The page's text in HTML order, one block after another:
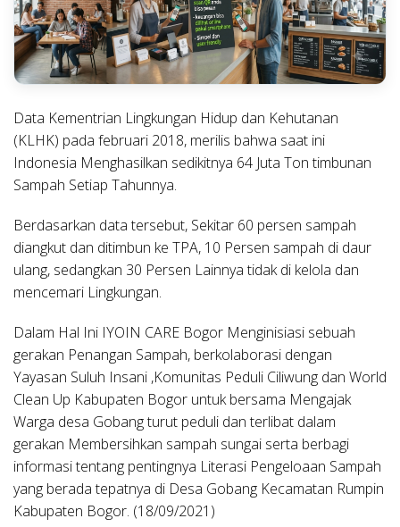
Data Kementrian Lingkungan Hidup dan Kehutanan
(KLHK) pada februari 2018, merilis bahwa saat ini
Indonesia Menghasilkan sedikitnya 64 Juta Ton timbunan
Sampah Setiap Tahunnya.
Berdasarkan data tersebut, Sekitar 60 persen sampah
diangkut dan ditimbun ke TPA, 10 Persen sampah di daur
ulang, sedangkan 30 Persen Lainnya tidak di kelola dan
mencemari Lingkungan.
Dalam Hal Ini IYOIN CARE Bogor Menginisiasi sebuah
gerakan Penangan Sampah, berkolaborasi dengan
Yayasan Suluh Insani ,Komunitas Peduli Ciliwung dan World
Clean Up Kabupaten Bogor untuk bersama Mengajak
Warga desa Gobang turut peduli dan terlibat dalam
gerakan Membersihkan sampah sungai serta berbagi
informasi tentang pentingnya Literasi Pengeloaan Sampah
yang berada tepatnya di Desa Gobang Kecamatan Rumpin
Kabupaten Bogor. (18/09/2021)